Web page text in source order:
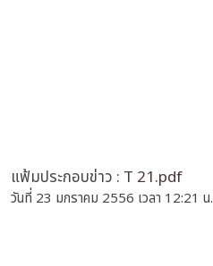
แฟ้มประกอบข่าว : T 21.pdf
วันที่ 23 มกราคม 2556 เวลา 12:21 น.